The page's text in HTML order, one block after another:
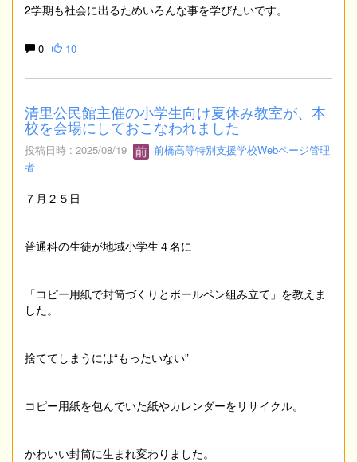
2学期も社会に出るためいろんな事を学びたいです。
0 10
清里公民館主催の小学生向け夏休み教室が、本
校を会場にしておこなわれました
投稿日時 : 2025/08/19
前橋高等特別支援学校Webページ管理
者
７月２５日
普通科の生徒が地域小学生４名に
「コピー用紙で封筒づくりとボールペン組み立て」を教えま
した。
捨ててしまうには“もったいない”
コピー用紙を包んでいた紙やカレンダーをリサイクル。
かわいい封筒に生まれ変わりました。